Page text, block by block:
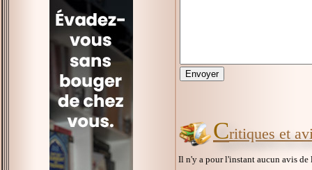
Critiques et
Il n'y a pour l'instant aucun avis